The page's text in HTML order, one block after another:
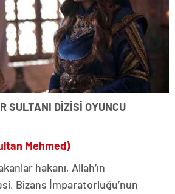
SULTANI DİZİSİ OYUNCU
Mehmed)
hakanı, Allah’ın
Bizans İmparatorluğu’nun